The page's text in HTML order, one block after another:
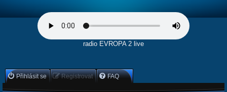
radio EVROPA 2 live
Přihlásit se Registrovat FAQ